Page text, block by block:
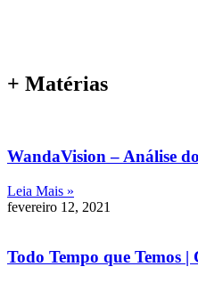
+ Matérias
WandaVision – Análise
Leia Mais »
fevereiro 12, 2021
Todo Tempo que Temos |